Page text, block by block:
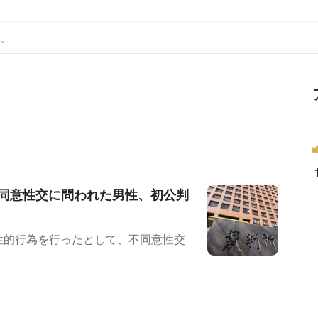
意性交に問われた男性、初公判
行為を行ったとして、不同意性交